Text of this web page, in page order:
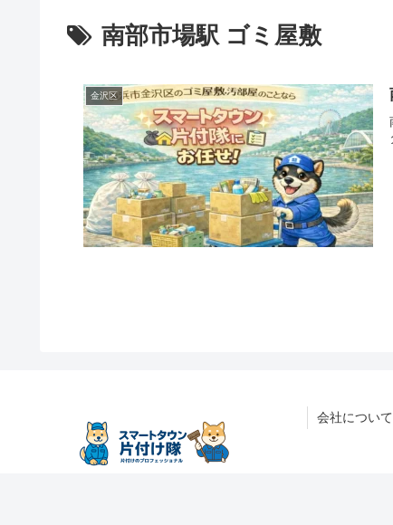
南部市場駅 ゴミ屋敷
金沢区
会社について